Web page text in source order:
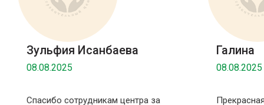
Зульфия Исанбаева
08.08.2025
Спасибо сотрудникам центра за
Галина
08.08.2025